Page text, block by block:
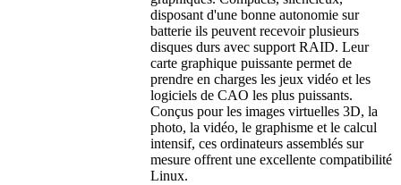
disposant d'une bonne autonomie sur
batterie ils peuvent recevoir plusieurs
disques durs avec support RAID. Leur
carte graphique puissante permet de
prendre en charges les jeux vidéo et les
logiciels de CAO les plus puissants.
Conçus pour les images virtuelles 3D, la
photo, la vidéo, le graphisme et le calcul
intensif, ces ordinateurs assemblés sur
mesure offrent une excellente compatibilité
Linux.